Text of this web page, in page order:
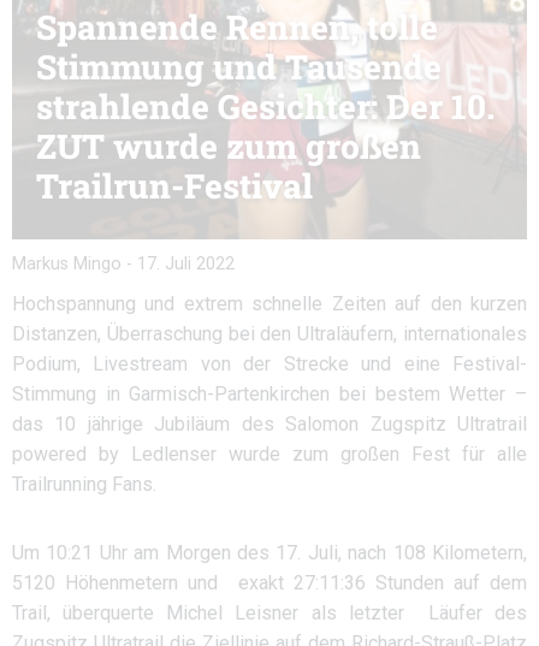
Spannende Rennen, tolle
Stimmung und Tausende
strahlende Gesichter: Der 10.
ZUT wurde zum großen
Trailrun-Festival
Markus Mingo - 17. Juli 2022
Hochspannung und extrem schnelle Zeiten auf den kurzen
Distanzen, Überraschung bei den Ultraläufern, internationales
Podium, Livestream von der Strecke und eine Festival-
Stimmung in Garmisch-Partenkirchen bei bestem Wetter –
das 10 jährige Jubiläum des Salomon Zugspitz Ultratrail
powered by Ledlenser wurde zum großen Fest für alle
Trailrunning Fans.
Um 10:21 Uhr am Morgen des 17. Juli, nach 108 Kilometern,
5120 Höhenmetern und exakt 27:11:36 Stunden auf dem
Trail, überquerte Michel Leisner als letzter Läufer des